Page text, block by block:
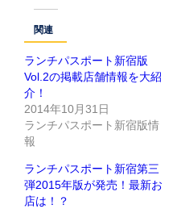
関連
ランチパスポート新宿版
Vol.2の掲載店舗情報を大紹
介！
2014年10月31日
ランチパスポート新宿版情
報
ランチパスポート新宿第三
弾2015年版が発売！最新お
店は！？